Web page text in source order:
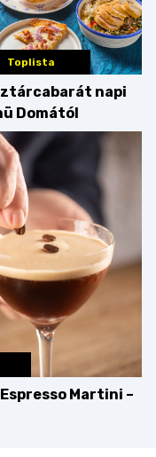
Toplista
napi
Domától
Martini –